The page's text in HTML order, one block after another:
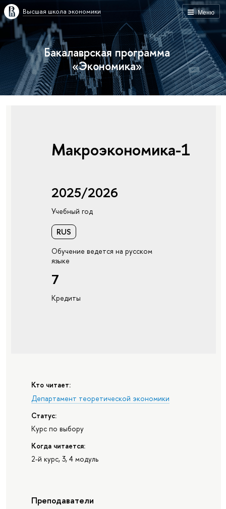
Меню
Высшая школа экономики
Бакалаврская программа
«Экономика»
Макроэкономика-1
2025/2026
Учебный год
RUS
Обучение ведется на русском
языке
7
Кредиты
Кто читает:
Департамент теоретической экономики
Статус:
Курс по выбору
Когда читается:
2-й курс, 3, 4 модуль
Преподаватели